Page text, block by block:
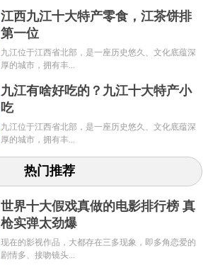
江西九江十大特产零食，江茶饼排
第一位
九江位于江西省北部，是一座历史悠久、文化底蕴深
厚的城市，拥有丰...
九江有啥好吃的？九江十大特产小
吃
九江位于江西省北部，是一座历史悠久、文化底蕴深
厚的城市，拥有丰...
热门推荐
世界十大假戏真做的电影排行榜 真
枪实弹太劲爆
现在的影视作品，大都存在三多现象，即多角恋爱的
剧情多、接吻镜头...